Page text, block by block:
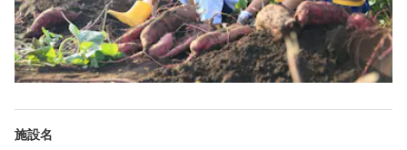
施設名